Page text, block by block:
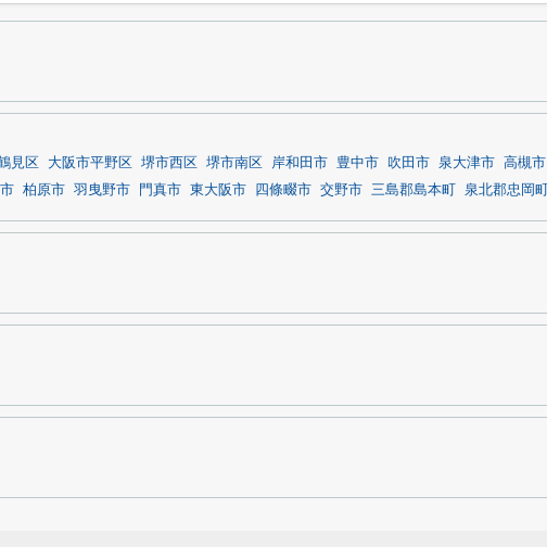
見区 大阪市平野区 堺市西区 堺市南区 岸和田市 豊中市 吹田市 泉大津市 高槻市
柏原市 羽曳野市 門真市 東大阪市 四條畷市 交野市 三島郡島本町 泉北郡忠岡町